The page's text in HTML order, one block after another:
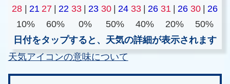
28 21 27 22 33 23 30 24 33 26 31 26 30
26
10%
60% 0% 50% 40% 20%
50%
日付をタップすると、天気の詳細が表示されます
天気アイコンの意味について